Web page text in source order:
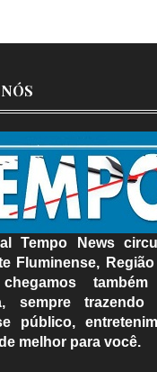
Tempo News
Fluminense,
sempre trazendo
público,
melhor para você.